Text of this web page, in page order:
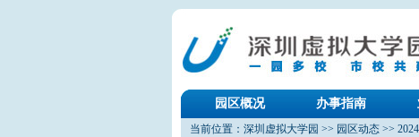
园区概况 办事指南
当前位置： 深圳虚拟大学园 >> 园区动态 >> 2024